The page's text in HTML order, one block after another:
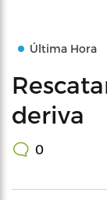
Última Hora
deriva
0